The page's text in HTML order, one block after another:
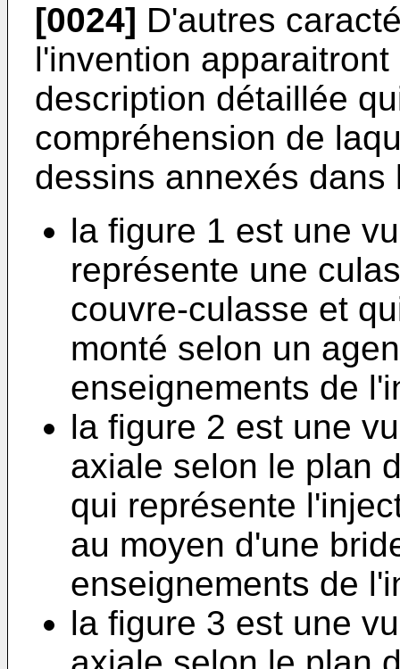
[0024] D'autres
l'invention
description détaillée
compréhension de
dessins annexés dans
la figure 1 est une
représente une
couvre-culasse et
monté selon un
enseignements de
la figure 2 est une
axiale selon le plan
qui représente
au moyen d'une
enseignements de
la figure 3 est une